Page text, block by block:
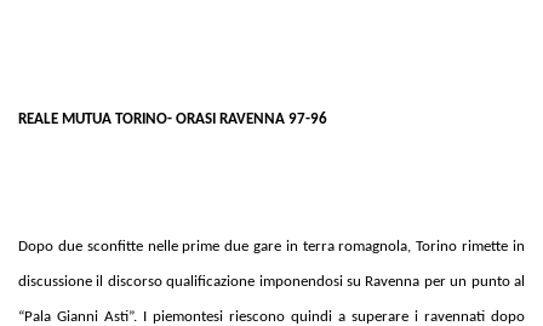
REALE MUTUA TORINO- ORASI RAVENNA 97-96
Dopo due sconfitte nelle prime due gare in terra romagnola, Torino rimette in
discussione il discorso qualificazione imponendosi su Ravenna per un punto al
“Pala Gianni Asti”. I piemontesi riescono quindi a superare i ravennati dopo